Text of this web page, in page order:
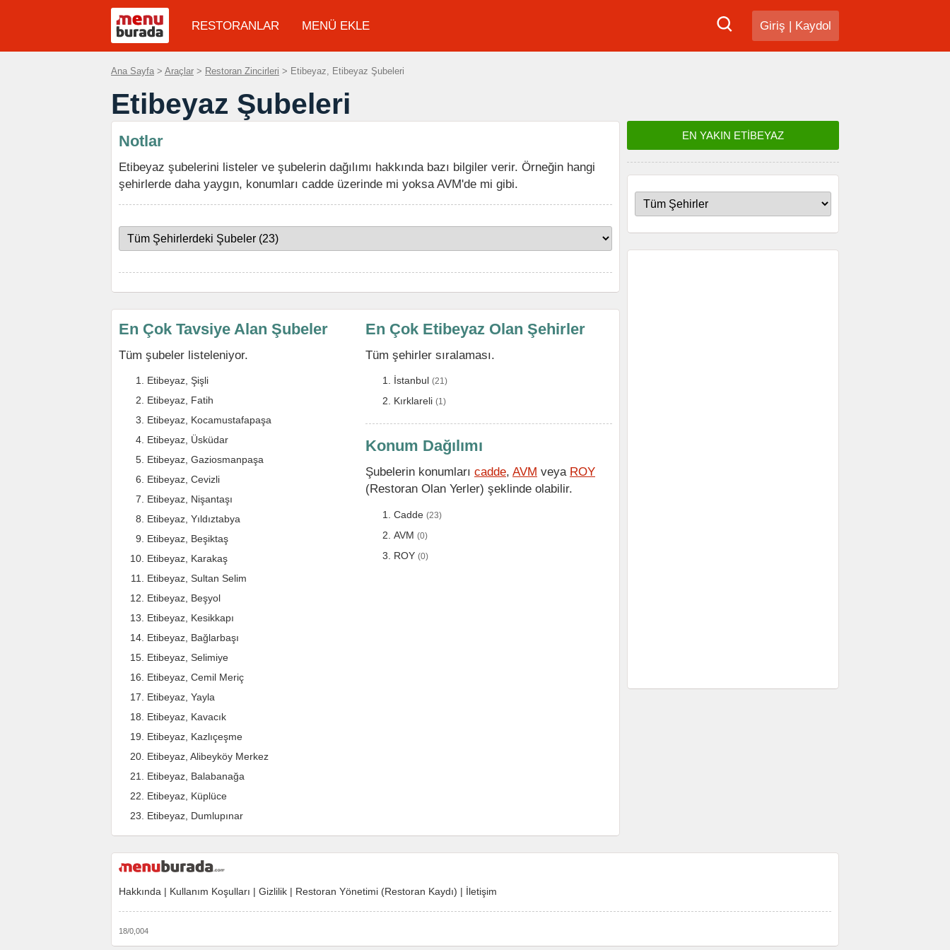
Giriş | Kaydol
RESTORANLAR MENÜ EKLE
Ana Sayfa > Araçlar > Restoran Zincirleri > Etibeyaz, Etibeyaz Şubeleri
Etibeyaz Şubeleri
EN YAKIN ETİBEYAZ
Notlar
Etibeyaz şubelerini listeler ve şubelerin dağılımı hakkında bazı bilgiler verir. Örneğin hangi
şehirlerde daha yaygın, konumları cadde üzerinde mi yoksa AVM'de mi gibi.
En Çok Tavsiye Alan Şubeler
Tüm şubeler listeleniyor.
Etibeyaz, Şişli
Etibeyaz, Fatih
Etibeyaz, Kocamustafapaşa
Etibeyaz, Üsküdar
Etibeyaz, Gaziosmanpaşa
Etibeyaz, Cevizli
Etibeyaz, Nişantaşı
Etibeyaz, Yıldıztabya
Etibeyaz, Beşiktaş
Etibeyaz, Karakaş
Etibeyaz, Sultan Selim
Etibeyaz, Beşyol
Etibeyaz, Kesikkapı
Etibeyaz, Bağlarbaşı
Etibeyaz, Selimiye
Etibeyaz, Cemil Meriç
Etibeyaz, Yayla
Etibeyaz, Kavacık
Etibeyaz, Kazlıçeşme
Etibeyaz, Alibeyköy Merkez
Etibeyaz, Balabanağa
Etibeyaz, Küplüce
Etibeyaz, Dumlupınar
En Çok Etibeyaz Olan Şehirler
Tüm şehirler sıralaması.
İstanbul (21)
Kırklareli (1)
Konum Dağılımı
Şubelerin konumları cadde, AVM veya ROY
(Restoran Olan Yerler) şeklinde olabilir.
Cadde (23)
AVM (0)
ROY (0)
Hakkında | Kullanım Koşulları | Gizlilik | Restoran Yönetimi (Restoran Kaydı) | İletişim
18/0,004